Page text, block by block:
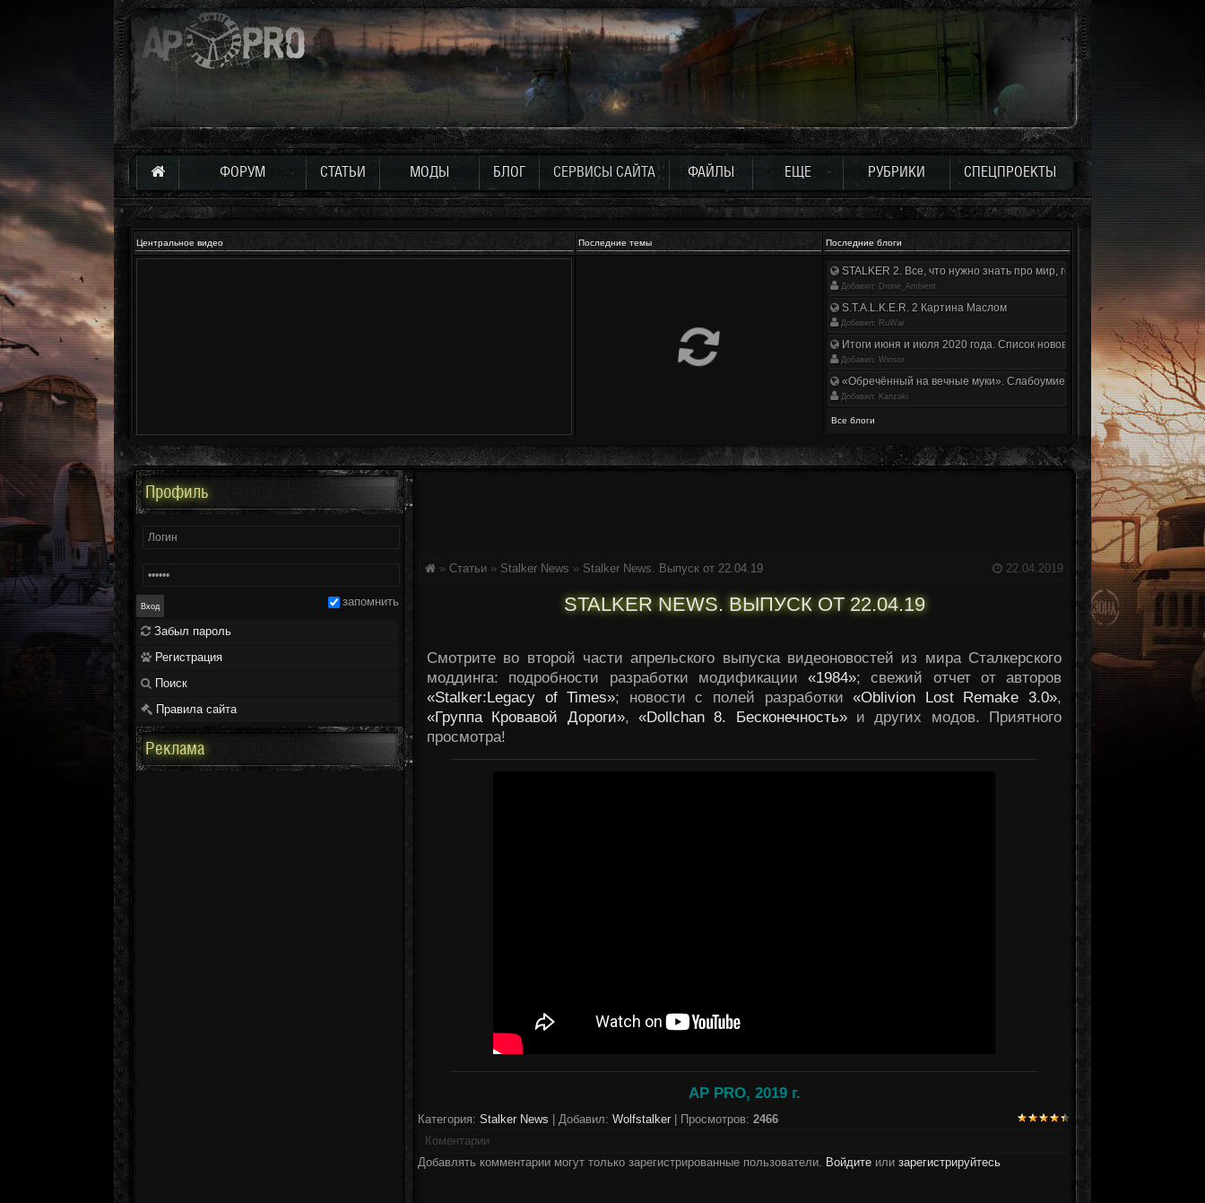
ФОРУМ СТАТЬИ МОДЫ БЛОГ СЕРВИСЫ САЙТА ФАЙЛЫ ЕЩЕ РУБРИКИ СПЕЦПРОЕКТЫ
Центральное видео Последние темы Последние блоги
STALKER 2. Все, что нужно знать про мир, геймплей и сюжет | Разбор
Добавил: Drone_Ambient
S.T.A.L.K.E.R. 2 Картина Маслом
Добавил: RuWar
Итоги июня и июля 2020 года. Список нововведений
Добавил: Winsor
«Обречённый на вечные муки». Слабоумие и отвага
Добавил: Kanzaki
Все блоги
22.04.2019
» Статьи » Stalker News » Stalker News. Выпуск от 22.04.19
STALKER NEWS. ВЫПУСК ОТ 22.04.19
Смотрите во второй части апрельского выпуска видеоновостей из мира Сталкерского
моддинга: подробности разработки модификации «1984»; свежий отчет от авторов
«Stalker:Legacy of Times»; новости с полей разработки«Oblivion Lost Remake 3.0»,
«Группа Кровавой Дороги»,«Dollchan 8. Бесконечность»и других модов. Приятного
просмотра!
AP PRO, 2019 г.
Категория: Stalker News | Добавил: Wolfstalker | Просмотров: 2466
Коментарии
Добавлять комментарии могут только зарегистрированные пользователи. Войдите или зарегистрируйтесь
Профиль
запомнить
Забыл пароль
Регистрация
Поиск
Правила сайта
Реклама